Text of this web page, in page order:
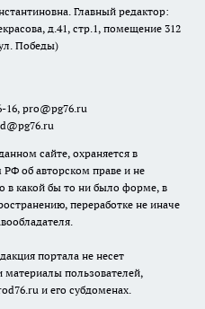
Главный редактор:
д.41, стр.1, помещение 312
Победы)
16, pro@pg76.ru
сайте, охраняется в
РФ об авторском праве и не
в какой бы то ни было форме, в
переработке не иначе
портала не несет
материалы пользователей,
и его субдоменах.